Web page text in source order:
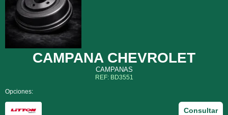
CAMPANA CHEVROLET
CAMPANAS
REF: BD3551
Opciones:
Consultar